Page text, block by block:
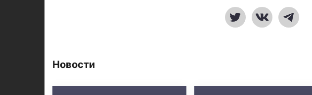
Новости